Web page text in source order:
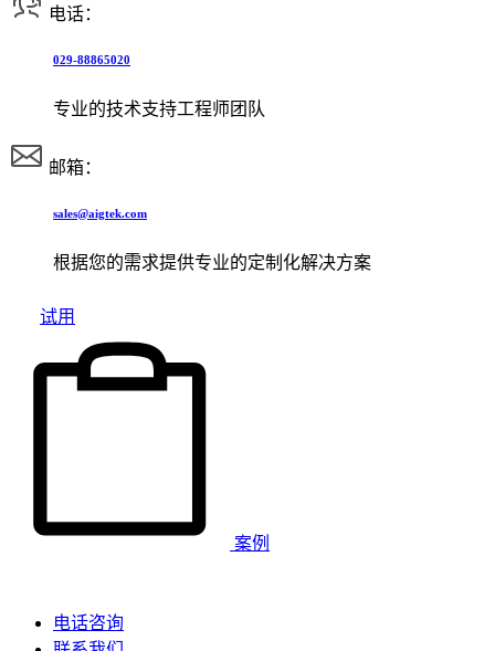
电话：
029-88865020
专业的技术支持工程师团队
邮箱：
sales@aigtek.com
根据您的需求提供专业的定制化解决方案
试用
案例
电话咨询